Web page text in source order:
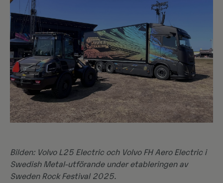
Bilden: Volvo L25 Electric och Volvo FH Aero Electric i
Swedish Metal-utförande under etableringen av
Sweden Rock Festival 2025.